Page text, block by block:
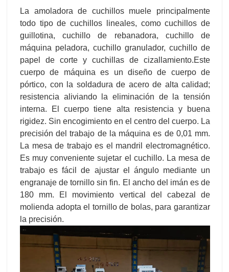
La amoladora de cuchillos muele principalmente
todo tipo de cuchillos lineales, como cuchillos de
guillotina, cuchillo de rebanadora, cuchillo de
máquina peladora, cuchillo granulador, cuchillo de
papel de corte y cuchillas de cizallamiento.Este
cuerpo de máquina es un diseño de cuerpo de
pórtico, con la soldadura de acero de alta calidad;
resistencia aliviando la eliminación de la tensión
interna. El cuerpo tiene alta resistencia y buena
rigidez. Sin encogimiento en el centro del cuerpo. La
precisión del trabajo de la máquina es de 0,01 mm.
La mesa de trabajo es el mandril electromagnético.
Es muy conveniente sujetar el cuchillo. La mesa de
trabajo es fácil de ajustar el ángulo mediante un
engranaje de tornillo sin fin. El ancho del imán es de
180 mm. El movimiento vertical del cabezal de
molienda adopta el tornillo de bolas, para garantizar
la precisión.